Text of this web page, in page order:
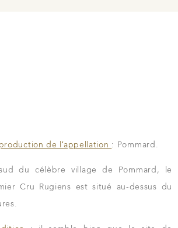
de l’appellation : Pommard.
du célèbre village de Pommard, le
Cru Rugiens est situé au-dessus du